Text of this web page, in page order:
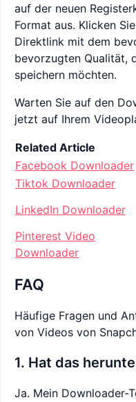
auf der neuen
Format aus. Klicken
Direktlink mit dem
bevorzugten Qualität,
speichern möchten.
Warten Sie auf den
jetzt auf Ihrem
Related Article
Facebook Downloader
Tiktok Downloader
LinkedIn Downloader
Pinterest Video
Downloader
FAQ
Häufige Fragen und
von Videos von
1. Hat das
Ja. Mein Downloader-